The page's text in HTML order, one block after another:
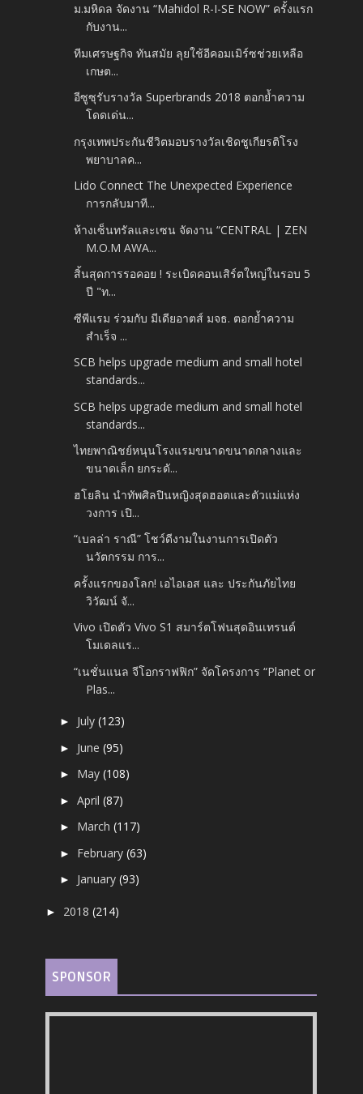
ม.มหิดล จัดงาน “Mahidol R-I-SE NOW” ครั้งแรก
กับงาน...
ทีมเศรษฐกิจ ทันสมัย ลุยใช้อีคอมเมิร์ซช่วยเหลือ
เกษต...
อีซูซุรับรางวัล Superbrands 2018 ตอกย้ำความ
โดดเด่น...
กรุงเทพประกันชีวิตมอบรางวัลเชิดชูเกียรติโรง
พยาบาลค...
Lido Connect The Unexpected Experience
การกลับมาที...
ห้างเซ็นทรัลและเซน จัดงาน “CENTRAL | ZEN
M.O.M AWA...
สิ้นสุดการรอคอย ! ระเบิดคอนเสิร์ตใหญ่ในรอบ 5
ปี "ท...
ซีพีแรม ร่วมกับ มีเดียอาตส์ มจธ. ตอกย้ำความ
สำเร็จ ...
SCB helps upgrade medium and small hotel
standards...
SCB helps upgrade medium and small hotel
standards...
ไทยพาณิชย์หนุนโรงแรมขนาดขนาดกลางและ
ขนาดเล็ก ยกระดั...
ฮโยลิน นำทัพศิลปินหญิงสุดฮอตและตัวแม่แห่ง
วงการ เปิ...
“เบลล่า ราณี” โชว์ดีงามในงานการเปิดตัว
นวัตกรรม การ...
ครั้งแรกของโลก! เอไอเอส และ ประกันภัยไทย
วิวัฒน์ จั...
Vivo เปิดตัว Vivo S1 สมาร์ตโฟนสุดอินเทรนด์
โมเดลแร...
“เนชั่นแนล จีโอกราฟฟิก” จัดโครงการ “Planet or
Plas...
► July(123)
► June(95)
► May(108)
►April(87)
► March(117)
► February(63)
► January(93)
► 2018(214)
SPONSOR